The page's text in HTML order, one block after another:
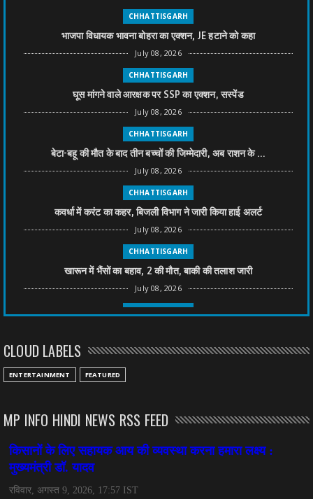
CHHATTISGARH
भाजपा विधायक भावना बोहरा का एक्शन, JE हटाने को कहा
July 08, 2026
CHHATTISGARH
घूस मांगने वाले आरक्षक पर SSP का एक्शन, सस्पेंड
July 08, 2026
CHHATTISGARH
बेटा-बहू की मौत के बाद तीन बच्चों की जिम्मेदारी, अब राशन के ...
July 08, 2026
CHHATTISGARH
कवर्धा में करंट का कहर, बिजली विभाग ने जारी किया हाई अलर्ट
July 08, 2026
CHHATTISGARH
खारून में भैंसों का बहाव, 2 की मौत, बाकी की तलाश जारी
July 08, 2026
CHHATTISGARH
July 08, 2026
CHHATTISGARH
महादेव ऐप केस में बड़ा एक्शन, सौरभ चंद्राकर हिरासत में
CHHATTISGARH
CLOUD LABELS
ENTERTAINMENT FEATURED
MP INFO HINDI NEWS RSS FEED